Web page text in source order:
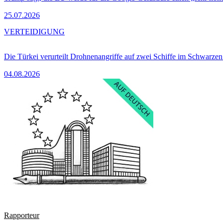
25.07.2026
Die Türkei verurteilt Drohnenangriffe auf zwei Schiffe im
04.08.2026
VERTEIDIGUNG
Rapporteur